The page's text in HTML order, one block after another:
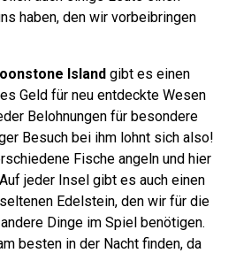
haben, den wir vorbeibringen
Island gibt es einen
Geld für neu entdeckte Wesen
Belohnungen für besondere
Besuch bei ihm lohnt sich also!
Fische angeln und hier
jeder Insel gibt es auch einen
Edelstein, den wir für die
Dinge im Spiel benötigen.
besten in der Nacht finden, da